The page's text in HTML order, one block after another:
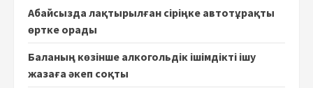
Абайсызда лақтырылған сіріңке автотұрақты
өртке орады
Баланың көзінше алкогольдік ішімдікті ішу
жазаға әкеп соқты